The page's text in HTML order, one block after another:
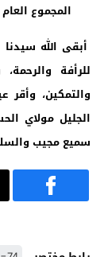
المجموع العام :
أبقى الله سيدنا
للرأفة
والتمكين،
الجليل مولاي
سميع مجيب